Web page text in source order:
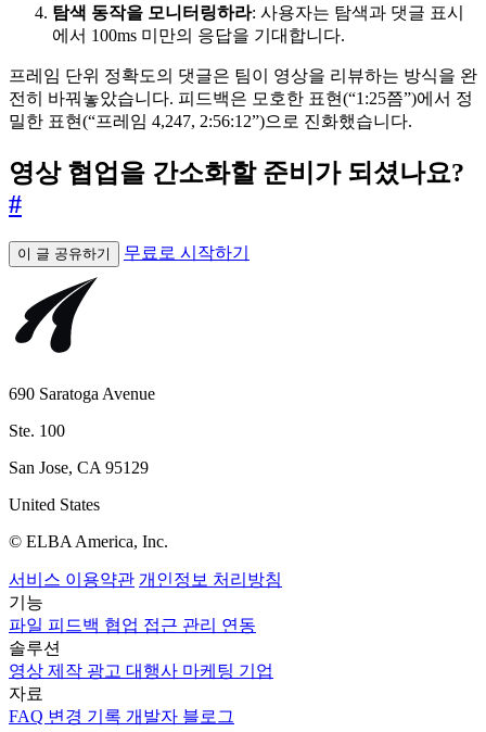
탐색 동작을 모니터링하라: 사용자는 탐색과 댓글 표시
에서 100ms 미만의 응답을 기대합니다.
프레임 단위 정확도의 댓글은 팀이 영상을 리뷰하는 방식을 완
전히 바꿔놓았습니다. 피드백은 모호한 표현(“1:25쯤”)에서 정
밀한 표현(“프레임 4,247, 2:56:12”)으로 진화했습니다.
영상 협업을 간소화할 준비가 되셨나요?
#
이 글 공유하기 무료로 시작하기
690 Saratoga Avenue
Ste. 100
San Jose, CA 95129
United States
© ELBA America, Inc.
서비스 이용약관 개인정보 처리방침
기능
파일 피드백 협업 접근 관리 연동
솔루션
영상 제작 광고 대행사 마케팅 기업
자료
FAQ 변경 기록 개발자 블로그